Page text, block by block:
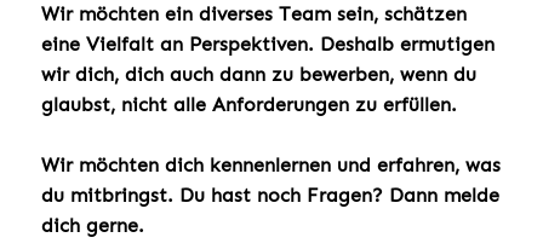
Wir möchten ein diverses Team sein, schätzen
eine Vielfalt an Perspektiven. Deshalb ermutigen
wir dich, dich auch dann zu bewerben, wenn du
glaubst, nicht alle Anforderungen zu erfüllen.
Wir möchten dich kennenlernen und erfahren, was
du mitbringst. Du hast noch Fragen? Dann melde
dich gerne.